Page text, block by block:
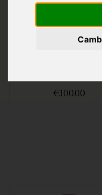
BRACCIALE
€100.00